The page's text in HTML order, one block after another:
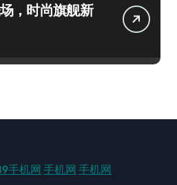
，时尚旗舰新
手机网手机网 手机网